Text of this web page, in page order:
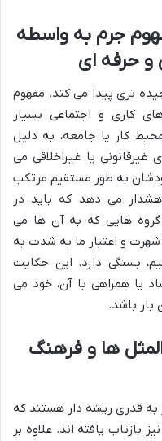
جرم به واسطه
و حرفه ای
تری پیدا می کند. مفهوم
کاری و اجتماعی بسیار
کار یا جامعه، به دلیل
یا غیراخلاقی می
به طور مستقیم مرتکب
می دهد که باید در
گروه هایی که به آن ها می
و اعتبار ما به شدت به
بستگی دارد. این حکایت
یا همراهی با آن، خود می
بار باشد.
ها و فرهنگ
به قدری ریشه دار هستند که
یافته اند. علاوه بر